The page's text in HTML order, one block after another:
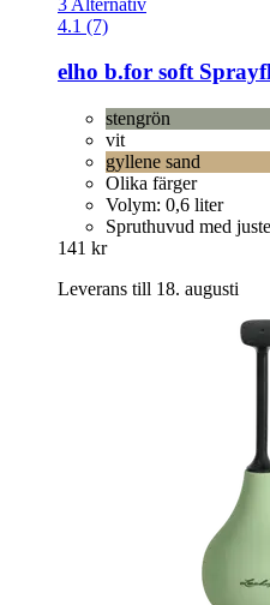
4.1 (7)
elho b.for soft
stengrön
vit
gyllene sand
Olika färger
Volym: 0,6 liter
Spruthuvud med
141 kr
Leverans till 18. augusti